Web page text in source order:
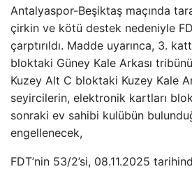
Antalyaspor-Beşiktaş maçında
çirkin ve kötü destek nedeniyle
çarptırıldı. Madde uyarınca, 3.
bloktaki Güney Kale Arkası
Kuzey Alt C bloktaki Kuzey Kale
seyircilerin, elektronik kartları
sonraki ev sahibi kulübün
engellenecek,
FDT’nin 53/2’si, 08.11.2025